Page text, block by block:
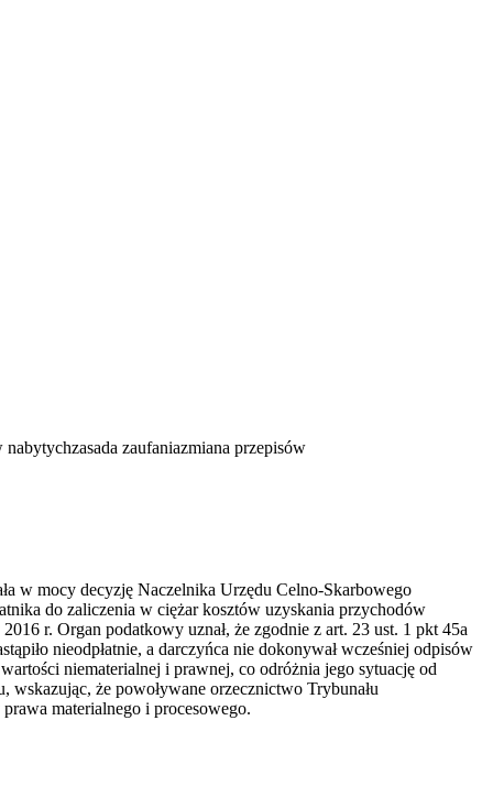
nabytychzasada zaufaniazmiana przepisów
w mocy decyzję Naczelnika Urzędu Celno-Skarbowego
do zaliczenia w ciężar kosztów uzyskania przychodów
r. Organ podatkowy uznał, że zgodnie z art. 23 ust. 1 pkt 45a
nieodpłatnie, a darczyńca nie dokonywał wcześniej odpisów
niematerialnej i prawnej, co odróżnia jego sytuację od
że powoływane orzecznictwo Trybunału
materialnego i procesowego.